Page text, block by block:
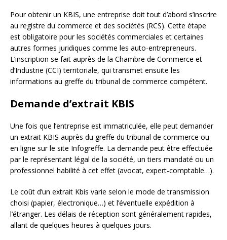
Pour obtenir un KBIS, une entreprise doit tout d’abord s’inscrire
au registre du commerce et des sociétés (RCS). Cette étape
est obligatoire pour les sociétés commerciales et certaines
autres formes juridiques comme les auto-entrepreneurs.
L’inscription se fait auprès de la Chambre de Commerce et
d’Industrie (CCI) territoriale, qui transmet ensuite les
informations au greffe du tribunal de commerce compétent.
Demande d’extrait KBIS
Une fois que l’entreprise est immatriculée, elle peut demander
un extrait KBIS auprès du greffe du tribunal de commerce ou
en ligne sur le site Infogreffe. La demande peut être effectuée
par le représentant légal de la société, un tiers mandaté ou un
professionnel habilité à cet effet (avocat, expert-comptable…).
Le coût d’un extrait Kbis varie selon le mode de transmission
choisi (papier, électronique…) et l’éventuelle expédition à
l’étranger. Les délais de réception sont généralement rapides,
allant de quelques heures à quelques jours.